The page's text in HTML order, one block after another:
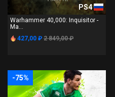
PS4
Warhammer 40,000: Inquisitor -
Ma...
427,00 ₽ 2 849,00 ₽
-75%